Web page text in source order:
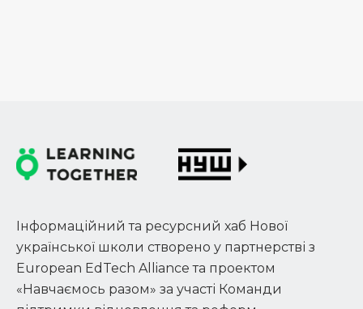
Інформаційний та ресурсний хаб Нової
української школи створено у партнерстві з
European EdTech Alliance та проектом
«Навчаємось разом» за участі Команди